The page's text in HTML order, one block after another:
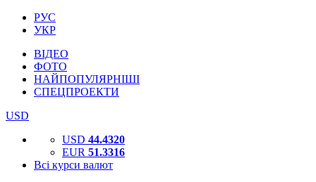
РУС
УКР
ВІДЕО
ФОТО
НАЙПОПУЛЯРНІШІ
СПЕЦПРОЕКТИ
USD
USD 44.4320
EUR 51.3316
Всі курси валют